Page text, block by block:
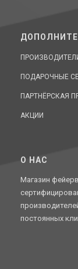
ПОДАРОЧНЫЕ
ПАРТНЁРСКАЯ
АКЦИИ
O НАС
Магазин
постоянных